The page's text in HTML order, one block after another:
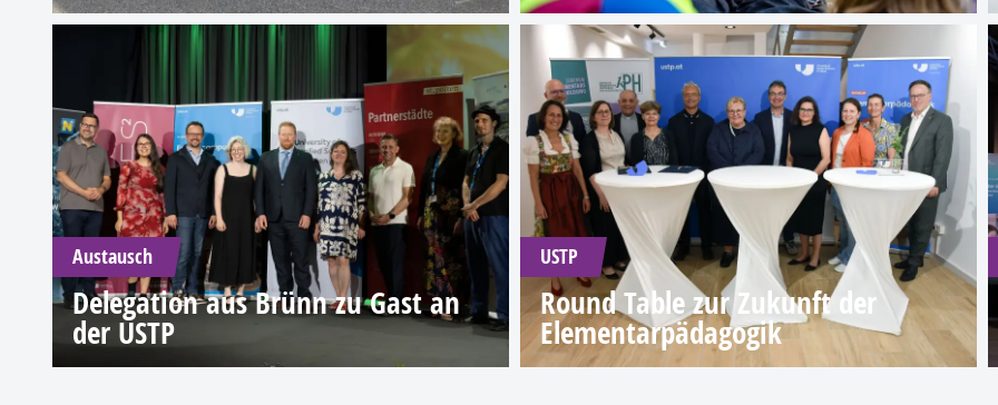
Austausch
Delegation aus Brünn zu Gast an
der USTP
USTP
Round Table zur Zukunft der
Elementarpädagogik